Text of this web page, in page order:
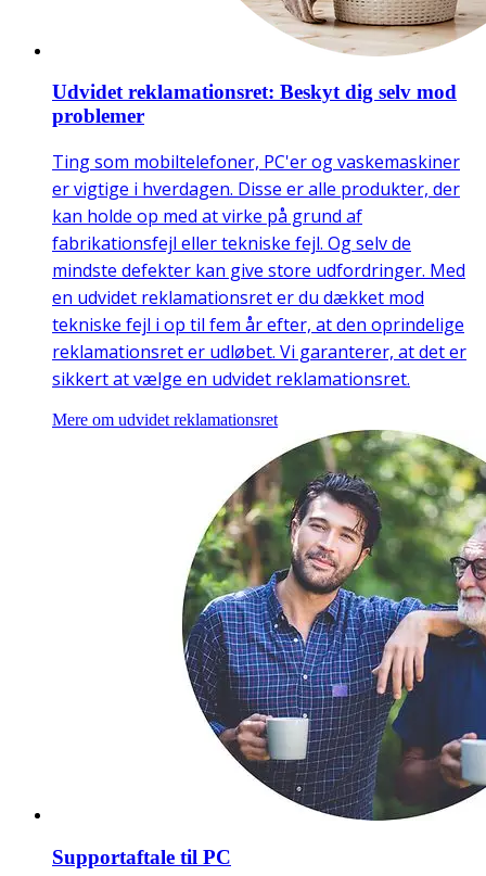
Udvidet reklamationsret: Beskyt dig selv mod
problemer
Ting som mobiltelefoner, PC'er og vaskemaskiner
er vigtige i hverdagen. Disse er alle produkter, der
kan holde op med at virke på grund af
fabrikationsfejl eller tekniske fejl. Og selv de
mindste defekter kan give store udfordringer. Med
en udvidet reklamationsret er du dækket mod
tekniske fejl i op til fem år efter, at den oprindelige
reklamationsret er udløbet. Vi garanterer, at det er
sikkert at vælge en udvidet reklamationsret.
Mere om udvidet reklamationsret
Supportaftale til PC